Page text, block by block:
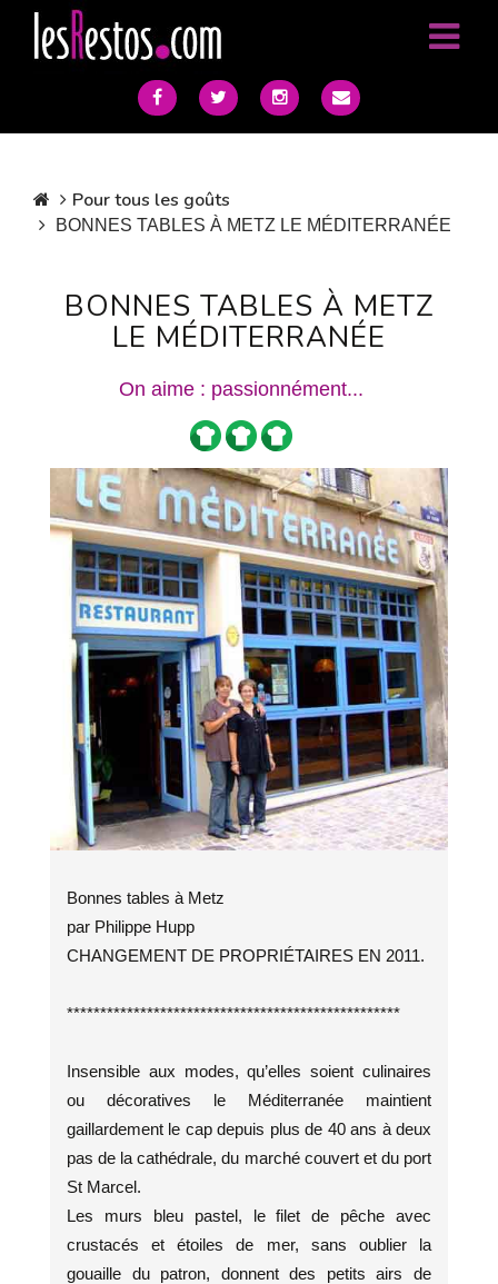
Pour tous les goûts
BONNES TABLES À METZ LE MÉDITERRANÉE
BONNES TABLES À METZ
LE MÉDITERRANÉE
On aime : passionnément...
Bonnes tables à Metz
par Philippe Hupp
CHANGEMENT DE PROPRIÉTAIRES EN 2011.
**************************************************
Insensible aux modes, qu’elles soient culinaires
ou décoratives le Méditerranée maintient
gaillardement le cap depuis plus de 40 ans à deux
pas de la cathédrale, du marché couvert et du port
St Marcel.
Les murs bleu pastel, le filet de pêche avec
crustacés et étoiles de mer, sans oublier la
gouaille du patron, donnent des petits airs de